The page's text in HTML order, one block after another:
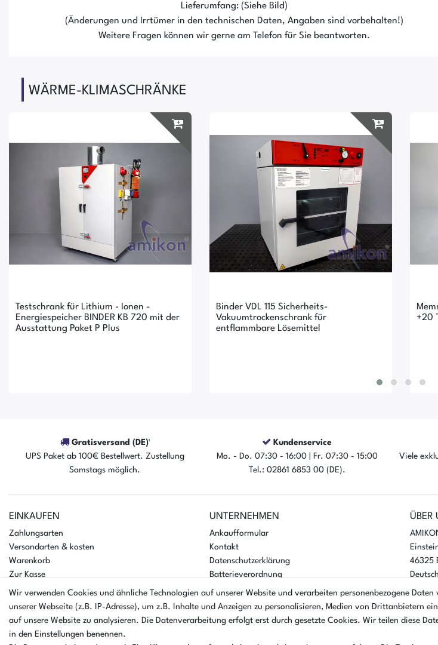
Lieferumfang: (Siehe Bild)
(Änderungen und Irrtümer in den technischen Daten, Angaben sind vorbehalten!)
Weitere Fragen können wir gerne am Telefon für Sie beantworten.
WÄRME-KLIMASCHRÄNKE
Testschrank für Lithium - Ionen -
Energiespeicher BINDER KB 720 mit der
Ausstattung Paket P Plus
Der Artikel ist sofort verfügbar
Binder VDL 115 Sicherheits-
Vakuumtrockenschrank für
entflammbare Lösemittel
Der Artikel ist sofort verfügbar
+20
Gratisversand (DE)¹
UPS Paket ab 100€ Bestellwert. Zustellung
Samstags möglich.
Kundenservice
Mo. - Do. 07:30 - 16:00 | Fr. 07:30 - 15:00
Tel.: 02861 6853 00 (DE).
Viele
EINKAUFEN
Zahlungsarten
Versandarten & kosten
Warenkorb
Zur Kasse
Hilfe
UNTERNEHMEN
Ankaufformular
Kontakt
Datenschutzerklärung
Batterieverordnung
AGB
Impressum
ÜBER
46325
07:30
Wir verwenden Cookies und ähnliche Technologien auf unserer Website und verarbeiten personenbezogene Daten
unserer Webseite (z.B. IP-Adresse), um z.B. Inhalte und Anzeigen zu personalisieren, Medien von Drittanbietern
auf unsere Website zu analysieren. Die Datenverarbeitung erfolgt erst durch gesetzte Cookies. Wir teilen diese
in den Einstellungen benennen.